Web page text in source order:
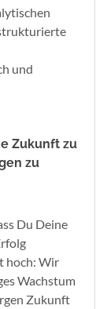
und
Zukunft zu
zu
Du Deine
hoch: Wir
Wachstum
Zukunft